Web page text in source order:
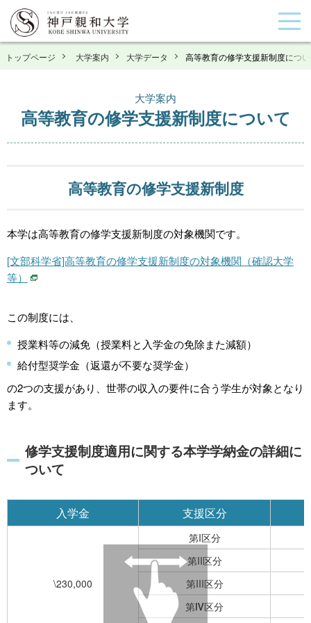
トップページ 大学案内 大学データ 高等教育の修学支援新制度につ
大学案内
高等教育の修学支援新制度について
高等教育の修学支援新制度
本学は高等教育の修学支援新制度の対象機関です。
[文部科学省]高等教育の修学支援新制度の対象機関（確認大学
等）
この制度には、
授業料等の減免（授業料と入学金の免除また減額）
給付型奨学金（返還が不要な奨学金）
の2つの支援があり、世帯の収入の要件に合う学生が対象となり
ます。
修学支援制度適用に関する本学学納金の詳細に
ついて
入学金 支援区分
\230,000
第I区分
第II区分
第III区分
第Ⅳ区分